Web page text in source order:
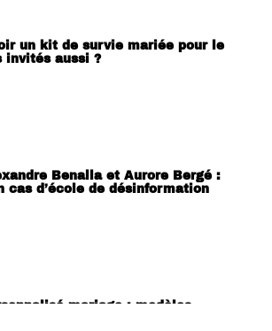
un kit de survie mariée pour le
invités aussi ?
Benalla et Aurore Bergé :
cas d’école de désinformation
mariage : modèles,